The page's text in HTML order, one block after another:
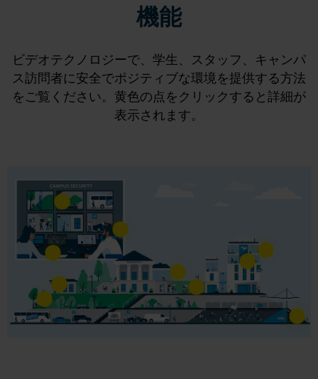
機能
ビデオテクノロジーで、学生、スタッフ、キャンパ
ス訪問者に安全でポジティブな環境を提供する方法
をご覧ください。黄色の点をクリックすると詳細が
表示されます。